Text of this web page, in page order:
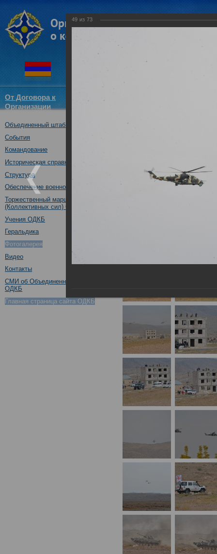
От Договора к
Организации
Объединенный штаб ОДКБ
События
Командование
Историческая справка
Структура
Обеспечение военной безопасности
Торжественный марш Войск
(Коллективных сил) ОДКБ
Учения ОДКБ
Геральдика
Фотогалерея
Видео
Контакты
СМИ об Объединенном штабе
ОДКБ
Главная страница сайта ОДКБ
Совместное учение
49 из 73